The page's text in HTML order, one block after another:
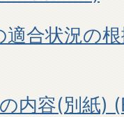
適合状況の
内容(別紙)